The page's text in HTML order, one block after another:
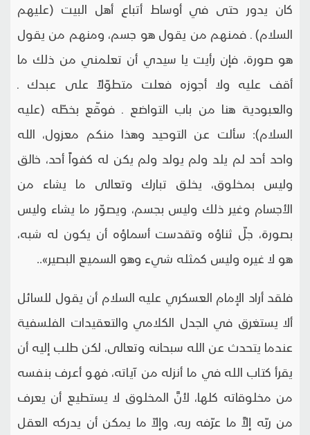
كان يدور حتى في أوساط أتباع أهل البيت (عليهم
السلام) ـ فمنهم من يقول هو جسم، ومنهم من يقول
هو صورة، فإن رأيت يا سيدي أن تعلمني من ذلك ما
أقف عليه ولا أجوزه فعلت متطوّلاً على عبدك ـ
والعبودية هنا من باب التواضع ـ فوقّع بخطّه (عليه
السلام): سألت عن التوحيد وهذا منكم معزول، الله
واحد أحد لم يلد ولم يولد ولم يكن له كفواً أحد، خالق
وليس بمخلوق، يخلق تبارك وتعالى ما يشاء من
الأجسام وغير ذلك وليس بجسم، ويصوّر ما يشاء وليس
بصورة، جلّ ثناؤه وتقدست أسماؤه أن يكون له شبه،
هو لا غيره وليس كمثله شي‏ء وهو السميع البصير»..
فلقد أراد الإمام العسكري عليه السلام أن يقول للسائل
ألا يستغرق في الجدل الكلامي والتعقيدات الفلسفية
عندما يتحدث عن الله سبحانه وتعالى، لكن طلب إليه أن
يقرأ كتاب الله في ما أنزله من آياته، فهو أعرف بنفسه
من مخلوقاته كلها، لأنَّ المخلوق لا يستطيع أن يعرف
من ربّه إلاَّ ما عرّفه ربه، وإلاّ ما يمكن أن يدركه العقل